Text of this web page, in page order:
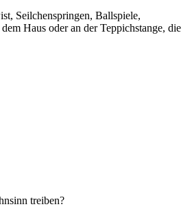
Seilchenspringen, Ballspiele,
Haus oder an der Teppichstange, die
treiben?